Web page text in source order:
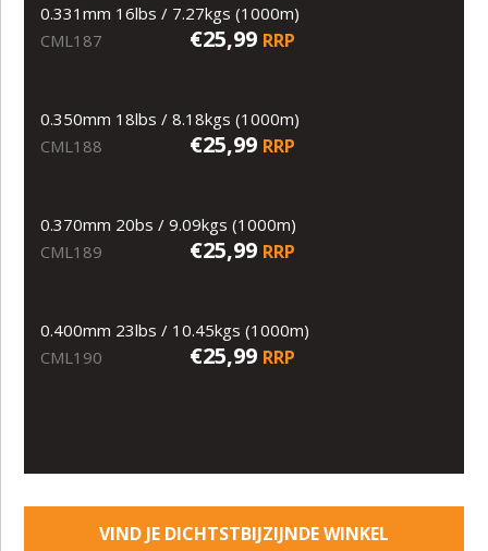
0.331mm 16lbs / 7.27kgs (1000m)
CML187
€25,99 RRP
0.350mm 18lbs / 8.18kgs (1000m)
CML188
€25,99 RRP
0.370mm 20bs / 9.09kgs (1000m)
CML189
€25,99 RRP
0.400mm 23lbs / 10.45kgs (1000m)
CML190
€25,99 RRP
VIND JE DICHTSTBIJZIJNDE WINKEL